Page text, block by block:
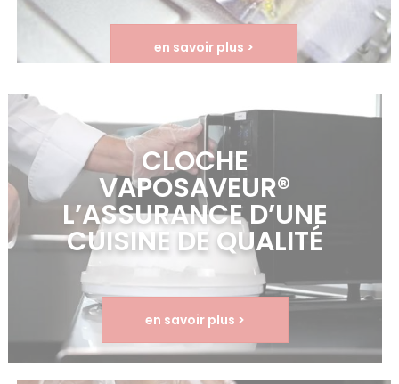
en savoir plus >
CLOCHE
VAPOSAVEUR®
L’ASSURANCE D’UNE
CUISINE DE QUALITÉ
en savoir plus >